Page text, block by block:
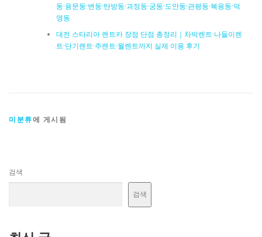
동·용문동·변동·탄방동·괴정동·궁동·도안동·관평동·복용동·덕
명동
대전 스타리아 렌트카 장점 단점 총정리｜차박렌트·나들이렌
트·단기렌트·주렌트·월렌트까지 실제 이용 후기
미분류에 게시됨
검색
검색